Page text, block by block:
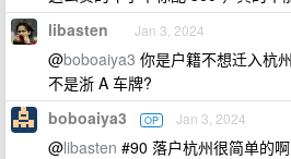
libasten Jan 3, 2024
@boboaiya3 你是户籍不想迁入杭
不是浙 A 车牌?
boboaiya3 OP Jan 3, 2024
@libasten #90 落户杭州很简单的